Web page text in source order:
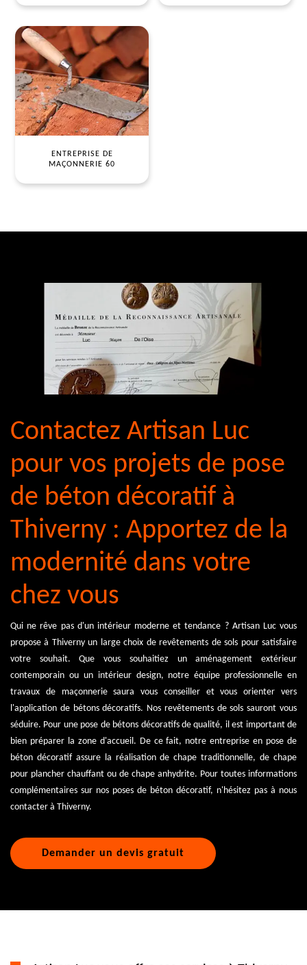
ENTREPRISE DE
MAÇONNERIE 60
Contactez Artisan Luc
pour vos projets de pose
de béton décoratif à
Thiverny : Apportez de la
modernité dans votre
chez vous
Qui ne rêve pas d'un intérieur moderne et tendance ? Artisan Luc vous
propose à Thiverny un large choix de revêtements de sols pour satisfaire
votre souhait. Que vous souhaitiez un aménagement extérieur
contemporain ou un intérieur design, notre équipe professionnelle en
travaux de maçonnerie saura vous conseiller et vous orienter vers
l'application de bétons décoratifs. Nos revêtements de sols sauront vous
séduire. Pour une pose de bétons décoratifs de qualité, il est important de
bien préparer la zone d'accueil. De ce fait, notre entreprise en pose de
béton décoratif assure la réalisation de chape traditionnelle, de chape
pour plancher chauffant ou de chape anhydrite. Pour toutes informations
complémentaires sur nos poses de béton décoratif, n'hésitez pas à nous
contacter à Thiverny.
Demander un devis gratuit